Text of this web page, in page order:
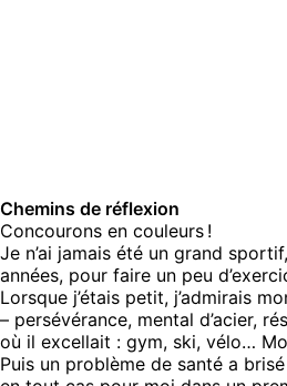
Chemins de réflexion
Concourons en couleurs !
Je n’ai jamais été un grand
années, pour faire un peu
Lorsque j’étais petit, j’admirais
– persévérance, mental d’acier,
où il excellait : gym, ski, vélo…
Puis un problème de santé a